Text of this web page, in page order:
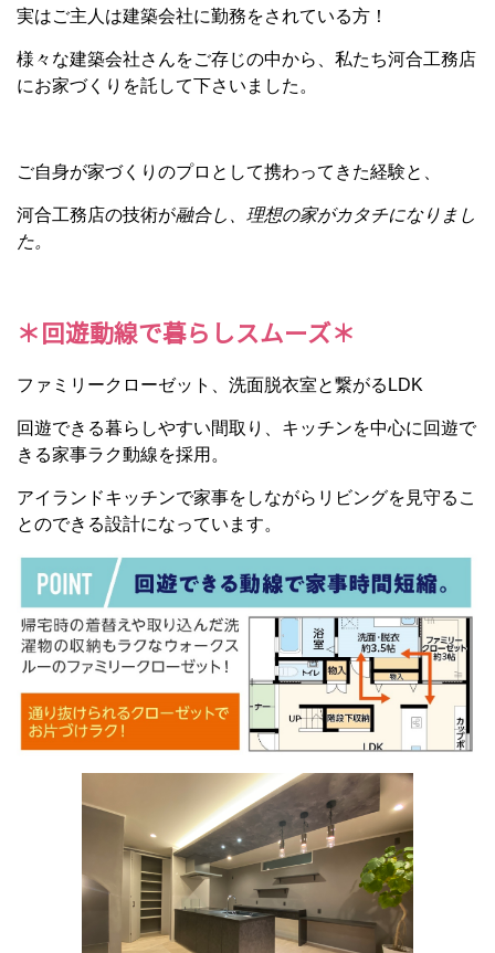
実はご主人は建築会社に勤務をされている方！
様々な建築会社さんをご存じの中から、私たち河合工務店
にお家づくりを託して下さいました。
ご自身が家づくりのプロとして携わってきた経験と、
河合工務店の技術が融合し、 理想の家がカタチになりまし
た。
＊回遊動線で暮らしスムーズ＊
ファミリークローゼット、洗面脱衣室と繋がるLDK
回遊できる暮らしやすい間取り、キッチンを中心に回遊で
きる家事ラク動線を採用。
アイランドキッチンで家事をしながらリビングを見守るこ
とのできる設計になっています。